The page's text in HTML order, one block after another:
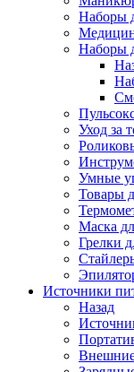
Наборы
Наборы
Уход за
Умные
Товары
Маска
Грелки
Источники
Назад